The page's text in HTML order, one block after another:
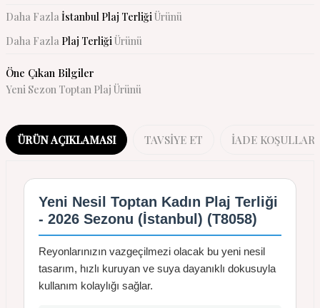
Daha Fazlaİstanbul Plaj TerliğiÜrünü
Daha Fazla Plaj TerliğiÜrünü
Öne Çıkan Bilgiler
Yeni Sezon Toptan Plaj Ürünü
ÜRÜN AÇIKLAMASI TAVSIYE ET İADE KOŞULLARI
Yeni Nesil Toptan Kadın Plaj Terliği
- 2026 Sezonu (İstanbul) (T8058)
Reyonlarınızın vazgeçilmezi olacak bu yeni nesil
tasarım, hızlı kuruyan ve suya dayanıklı dokusuyla
kullanım kolaylığı sağlar.